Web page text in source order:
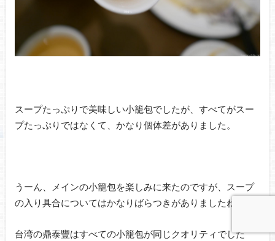
スープたっぷりで美味しい小籠包でしたが、すべてがスー
プたっぷりではなくて、かなり個体差がありました。
うーん、メインの小籠包を楽しみに来たのですが、スープ
の入り具合についてはかなりばらつきがありましたね。
台湾の鼎泰豐はすべての小籠包が同じクオリティでした